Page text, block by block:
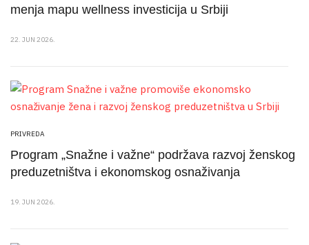
menja mapu wellness investicija u Srbiji
22. JUN 2026.
PRIVREDA
Program „Snažne i važne“ podržava razvoj ženskog
preduzetništva i ekonomskog osnaživanja
19. JUN 2026.